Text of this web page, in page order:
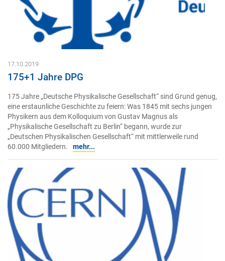
17.10.2019
175+1 Jahre DPG
175 Jahre „Deutsche Physikalische Gesellschaft“ sind Grund genug,
eine erstaunliche Geschichte zu feiern: Was 1845 mit sechs jungen
Physikern aus dem Kolloquium von Gustav Magnus als
„Physikalische Gesellschaft zu Berlin“ begann, wurde zur
„Deutschen Physikalischen Gesellschaft“ mit mittlerweile rund
60.000 Mitgliedern.
mehr...